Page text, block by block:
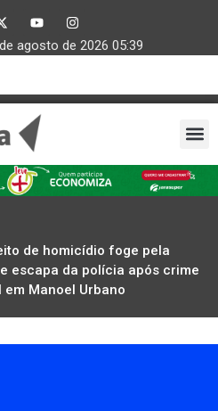
agosto de 2026 05:39
de homicídio foge pela
escapa da polícia após crime
em Manoel Urbano